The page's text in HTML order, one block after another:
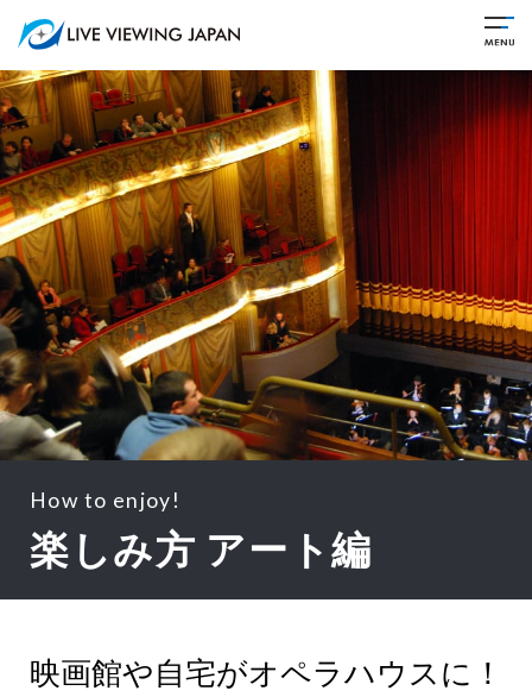
How to enjoy!
楽しみ方 アート編
映画館や自宅がオペラハウスに！